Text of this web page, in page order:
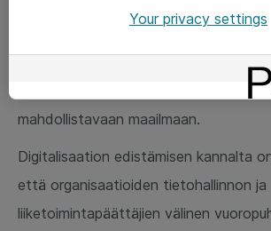
perustuvaan, hybridipilvipalveluiden
mahdollistavaan maailmaan.
Digitalisaation edistämisen kannalta
että organisaatioiden tietohallinnon ja
liiketoimintapäättäjien välinen
Your privacy settings